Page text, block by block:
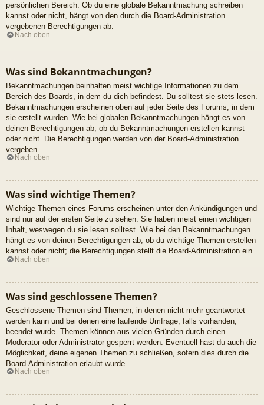
persönlichen Bereich. Ob du eine globale Bekanntmachung schreiben
kannst oder nicht, hängt von den durch die Board-Administration
vergebenen Berechtigungen ab.
Nach oben
Was sind Bekanntmachungen?
Bekanntmachungen beinhalten meist wichtige Informationen zu dem
Bereich des Boards, in dem du dich befindest. Du solltest sie stets lesen.
Bekanntmachungen erscheinen oben auf jeder Seite des Forums, in dem
sie erstellt wurden. Wie bei globalen Bekanntmachungen hängt es von
deinen Berechtigungen ab, ob du Bekanntmachungen erstellen kannst
oder nicht. Die Berechtigungen werden von der Board-Administration
vergeben.
Nach oben
Was sind wichtige Themen?
Wichtige Themen eines Forums erscheinen unter den Ankündigungen und
sind nur auf der ersten Seite zu sehen. Sie haben meist einen wichtigen
Inhalt, weswegen du sie lesen solltest. Wie bei den Bekanntmachungen
hängt es von deinen Berechtigungen ab, ob du wichtige Themen erstellen
kannst oder nicht; die Berechtigungen stellt die Board-Administration ein.
Nach oben
Was sind geschlossene Themen?
Geschlossene Themen sind Themen, in denen nicht mehr geantwortet
werden kann und bei denen eine laufende Umfrage, falls vorhanden,
beendet wurde. Themen können aus vielen Gründen durch einen
Moderator oder Administrator gesperrt werden. Eventuell hast du auch die
Möglichkeit, deine eigenen Themen zu schließen, sofern dies durch die
Board-Administration erlaubt wurde.
Nach oben